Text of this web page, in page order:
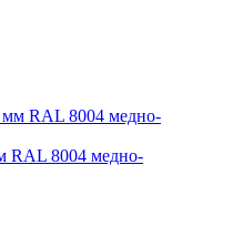
RAL 8004 медно-